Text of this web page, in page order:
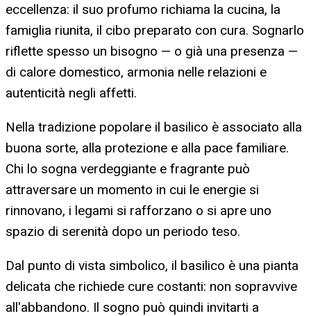
eccellenza: il suo profumo richiama la cucina, la
famiglia riunita, il cibo preparato con cura. Sognarlo
riflette spesso un bisogno — o già una presenza —
di calore domestico, armonia nelle relazioni e
autenticità negli affetti.
Nella tradizione popolare il basilico è associato alla
buona sorte, alla protezione e alla pace familiare.
Chi lo sogna verdeggiante e fragrante può
attraversare un momento in cui le energie si
rinnovano, i legami si rafforzano o si apre uno
spazio di serenità dopo un periodo teso.
Dal punto di vista simbolico, il basilico è una pianta
delicata che richiede cure costanti: non sopravvive
all'abbandono. Il sogno può quindi invitarti a